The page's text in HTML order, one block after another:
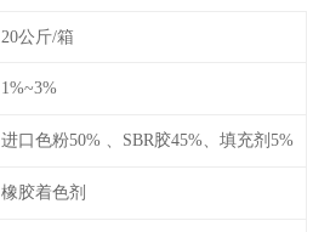
20公斤/箱
1%~3%
进口色粉50% 、SBR胶45%、填充剂5%
橡胶着色剂